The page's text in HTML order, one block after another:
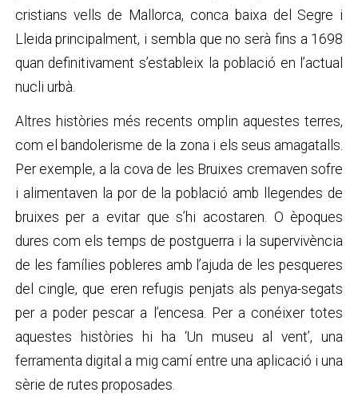
cristians vells de Mallorca, conca baixa del Segre i
Lleida principalment, i sembla que no serà fins a 1698
quan definitivament s’estableix la població en l’actual
nucli urbà.
Altres històries més recents omplin aquestes terres,
com el bandolerisme de la zona i els seus amagatalls.
Per exemple, a la cova de les Bruixes cremaven sofre
i alimentaven la por de la població amb llegendes de
bruixes per a evitar que s’hi acostaren. O èpoques
dures com els temps de postguerra i la supervivència
de les famílies pobleres amb l’ajuda de les pesqueres
del cingle, que eren refugis penjats als penya-segats
per a poder pescar a l’encesa. Per a conéixer totes
aquestes històries hi ha ‘Un museu al vent’, una
ferramenta digital a mig camí entre una aplicació i una
sèrie de rutes proposades.